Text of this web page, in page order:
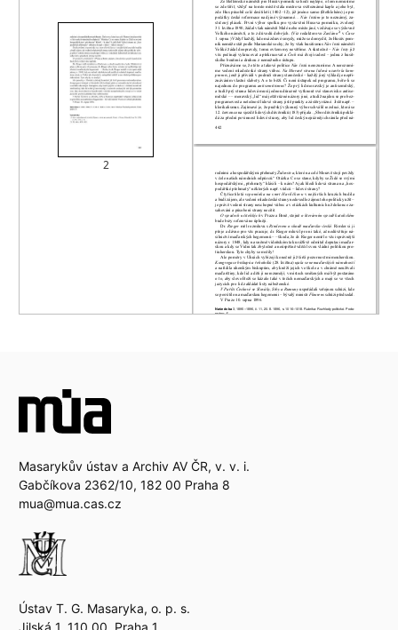
Masarykův ústav a Archiv AV ČR, v. v. i.
Gabčíkova 2362/10, 182 00 Praha 8
mua@mua.cas.cz
Ústav T. G. Masaryka, o. p. s.
Jilská 1, 110 00, Praha 1